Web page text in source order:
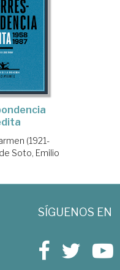
(1921-
Soto, Emilio
SÍGUENOS EN